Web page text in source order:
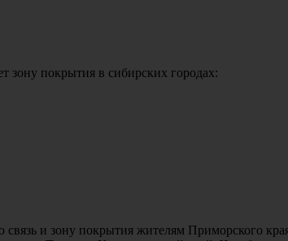
зону покрытия в сибирских городах:
и зону покрытия жителям Приморского